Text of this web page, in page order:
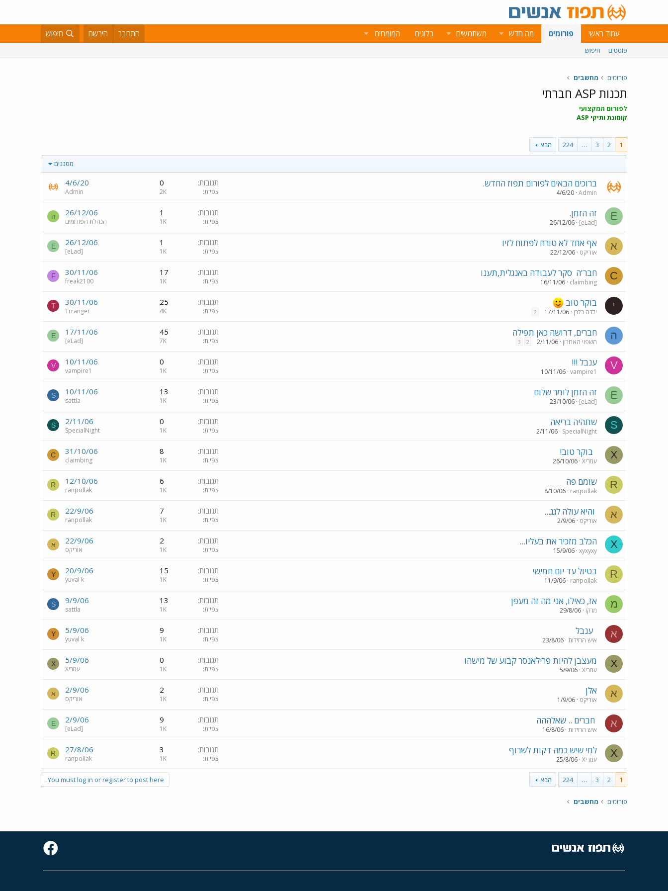
עמוד ראשי פורומים מה חדש משתמשים בלוגים המומחים התחבר הירשם חיפוש
פוסטים חיפוש
פורומים מחשבים
תכנות ASP חברתי
לפורום המקצועי
קומונת ותיקי ASP
1
2
3
…
224 הבא
מסננים
ברוכים הבאים לפורום תפוז החדש.
Admin
4/6/20
תגובות 0
צפיות 2K
4/6/20
Admin
E זה הזמן.
[eLad]
26/12/06
תגובות 1
צפיות 1K
26/12/06
הנהלת הפורומים
ה
א אף אחד לא טורח לפתוח לזיו
אוריקס 22/12/06
תגובות 1
צפיות 1K
26/12/06
[eLad]
E
C חבר'ה סקר לעבודה באנגלית,תענו
claimbing
16/11/06
תגובות 17
צפיות 1K
30/11/06
freak2100
F
י בוקר טוב
ילדה בלבן 17/11/06
2
תגובות 25
צפיות 4K
30/11/06
Trranger
T
ה חברים, דרושה כאן תפילה
השפוי האחרון 2/11/06
2
3
תגובות 45
צפיות 7K
17/11/06
[eLad]
E
V ענבל !!!
vampire1
10/11/06
תגובות 0
צפיות 1K
10/11/06
vampire1
V
E זה הזמן לומר שלום
[eLad]
23/10/06
תגובות 13
צפיות 1K
10/11/06
sattla
S
S שתהיה בריאה
SpecialNight
2/11/06
תגובות 0
צפיות 1K
2/11/06
SpecialNight
S
X בוקר טוב!
Xעמרי 26/10/06
תגובות 8
צפיות 1K
31/10/06
claimbing
C
R שומם פה
ranpollak
8/10/06
תגובות 6
צפיות 1K
12/10/06
ranpollak
R
א והיא עולה לגג...
אוריקס 2/9/06
תגובות 7
צפיות 1K
22/9/06
ranpollak
R
X הכלב מזכיר את בעליו...
xyxyxy
15/9/06
תגובות 2
צפיות 1K
22/9/06
אוריקס
א
R בטיול עד יום חמישי
ranpollak
11/9/06
תגובות 15
צפיות 1K
20/9/06
yuval k
Y
מ אז, כאילו, אני מה זה מעפן
מרקi 29/8/06
תגובות 13
צפיות 1K
9/9/06
sattla
S
א ענבל
איש החידות 23/8/06
תגובות 9
צפיות 1K
5/9/06
yuval k
Y
X מעצבן להיות פרילאנסר קבוע של מישהו
Xעמרי 5/9/06
תגובות 0
צפיות 1K
5/9/06
Xעמרי
X
א אלן
אוריקס 1/9/06
תגובות 2
צפיות 1K
2/9/06
אוריקס
א
א חברים .. שאלההה
איש החידות 16/8/06
תגובות 9
צפיות 1K
2/9/06
[eLad]
E
X למי שיש כמה דקות לשרוף
Xעמרי 25/8/06
תגובות 3
צפיות 1K
27/8/06
ranpollak
R
1
2
3
…
224 הבא You must log in or register to post here.
פורומים מחשבים